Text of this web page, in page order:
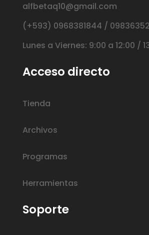
alfbetaq10@gmail.com
(+593) 0968381844 /
Lunes a Viernes: 9:00 a 12:00 /
Acceso directo
Tienda
Archivos
Programas
Herramientas
Soporte